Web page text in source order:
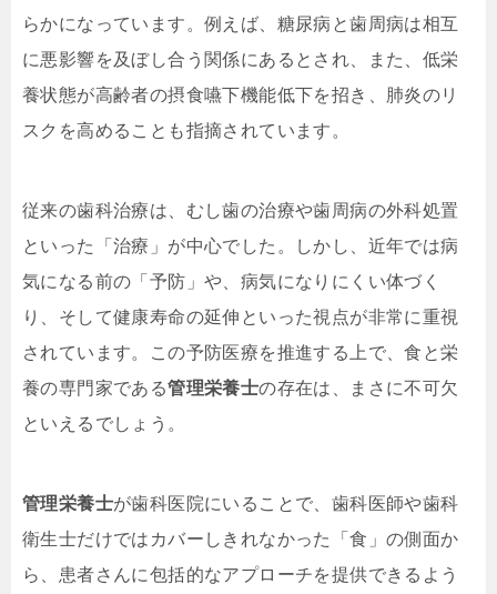
らかになっています。例えば、糖尿病と歯周病は相互
に悪影響を及ぼし合う関係にあるとされ、また、低栄
養状態が高齢者の摂食嚥下機能低下を招き、肺炎のリ
スクを高めることも指摘されています。
従来の歯科治療は、むし歯の治療や歯周病の外科処置
といった「治療」が中心でした。しかし、近年では病
気になる前の「予防」や、病気になりにくい体づく
り、そして健康寿命の延伸といった視点が非常に重視
されています。この予防医療を推進する上で、食と栄
養の専門家である管理栄養士の存在は、まさに不可欠
といえるでしょう。
管理栄養士が歯科医院にいることで、歯科医師や歯科
衛生士だけではカバーしきれなかった「食」の側面か
ら、患者さんに包括的なアプローチを提供できるよう